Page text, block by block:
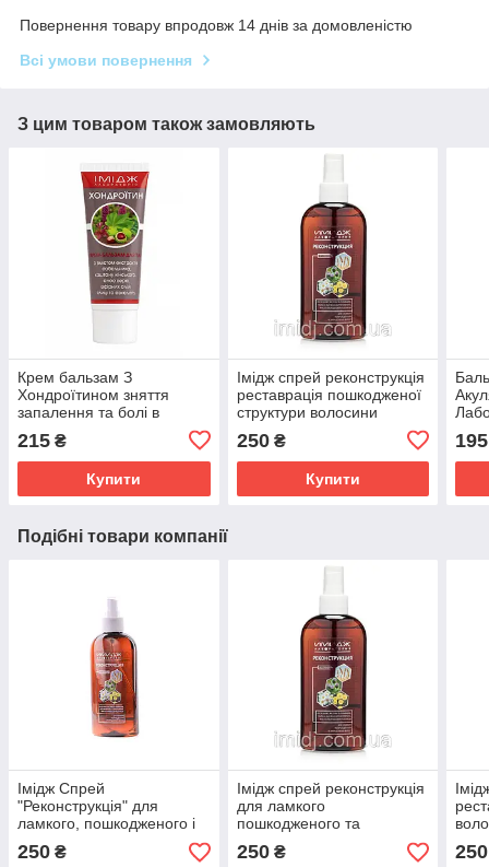
Повернення товару впродовж 14 днів за домовленістю
Всі умови повернення
З цим товаром також замовляють
Крем бальзам З
Хондроїтином зняття
запалення та болі в
суглобах, м'язах і хребті
Імідж Лабораторія
215 ₴
Купити
Імідж спрей реконструкція
реставрація пошкодженої
структури волосини
250₴
Купити
195
Подібні товари компанії
Імідж Спрей
"Реконструкція" для
ламкого, пошкодженого і
фарбованого волосся
250 ₴
Імідж спрей реконструкція
для ламкого
пошкодженого та
фарбованого волосся
250₴ 250